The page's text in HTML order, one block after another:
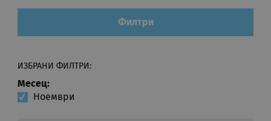
Филтри
ИЗБРАНИ ФИЛТРИ:
Месец:
Ноември